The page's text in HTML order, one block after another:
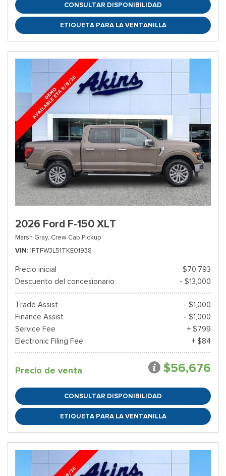
CONSULTAR DISPONIBILIDAD
ETIQUETA PARA LA VENTANILLA
2026 Ford F-150 XLT
Marsh Gray, Crew Cab Pickup
VIN 1FTFW3L51TKE01938
Precio inicial
$70,793
Descuento del concesionario
- $13,000
Trade Assist
- $1,000
Finance Assist
- $1,000
Service Fee
+ $799
Electronic Filing Fee
+ $84
Precio de venta $56,676
CONSULTAR DISPONIBILIDAD
ETIQUETA PARA LA VENTANILLA